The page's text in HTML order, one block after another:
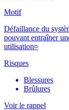
Motif
Défaillance du
pouvant entraîner
utilisation¤
Risques
Blessures
Brûlures
Voir le rappel